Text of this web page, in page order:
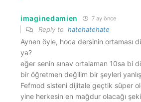
imaginedamien 7 ay önce
Reply to hatehatehate
Aynen öyle, hoca dersinin ortaması
ya?
eğer senin sınav ortalaman 10sa bi
bir öğretmen değilim bir şeyleri
Fefmod sisteni dijitale geçtik süper
yine herkesin en mağdur olacağı